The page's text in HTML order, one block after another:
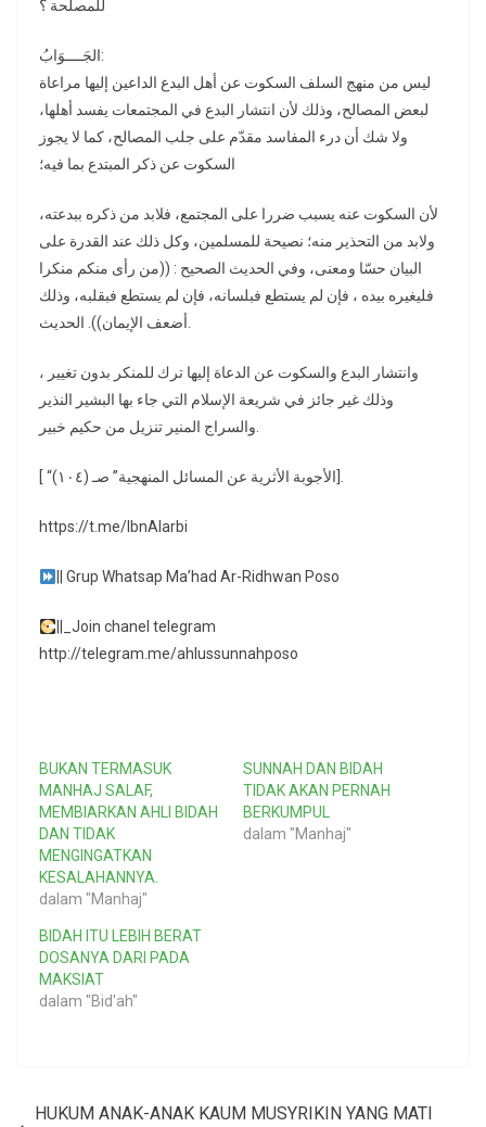
للمصلحة ؟
الجَــــوَابُ:
ليس من منهج السلف السكوت عن أهل البدع الداعين إليها مراعاة
لبعض المصالح، وذلك لأن انتشار البدع في المجتمعات يفسد أهلها،
ولا شك أن درء المفاسد مقدّم على جلب المصالح، كما لا يجوز
السكوت عن ذكر المبتدع بما فيه؛
لأن السكوت عنه يسبب ضررا على المجتمع، فلابد من ذكره ببدعته،
ولابد من التحذير منه؛ نصيحة للمسلمين، وكل ذلك عند القدرة على
البيان حسّا ومعنى، وفي الحديث الصحيح : ((من رأى منكم منكرا
فليغيره بيده ، فإن لم يستطع فبلسانه، فإن لم يستطع فبقلبه، وذلك
أضعف الإيمان)). الحديث.
وانتشار البدع والسكوت عن الدعاة إليها ترك للمنكر بدون تغيير ،
وذلك غير جائز في شريعة الإسلام التي جاء بها البشير النذير
والسراج المنير تنزيل من حكيم خبير.
[ “الأجوبة الأثرية عن المسائل المنهجية” صـ (١٠٤)].
https://t.me/lbnAlarbi
|| Grup Whatsap Ma’had Ar-Ridhwan Poso
||_Join chanel telegram
http://telegram.me/ahlussunnahposo
BUKAN TERMASUK
MANHAJ SALAF,
MEMBIARKAN AHLI BIDAH
DAN TIDAK
MENGINGATKAN
KESALAHANNYA.
dalam "Manhaj"
SUNNAH DAN BIDAH
TIDAK AKAN PERNAH
BERKUMPUL
dalam "Manhaj"
BIDAH ITU LEBIH BERAT
DOSANYA DARI PADA
MAKSIAT
dalam "Bid'ah"
HUKUM ANAK-ANAK KAUM MUSYRIKIN YANG MATI